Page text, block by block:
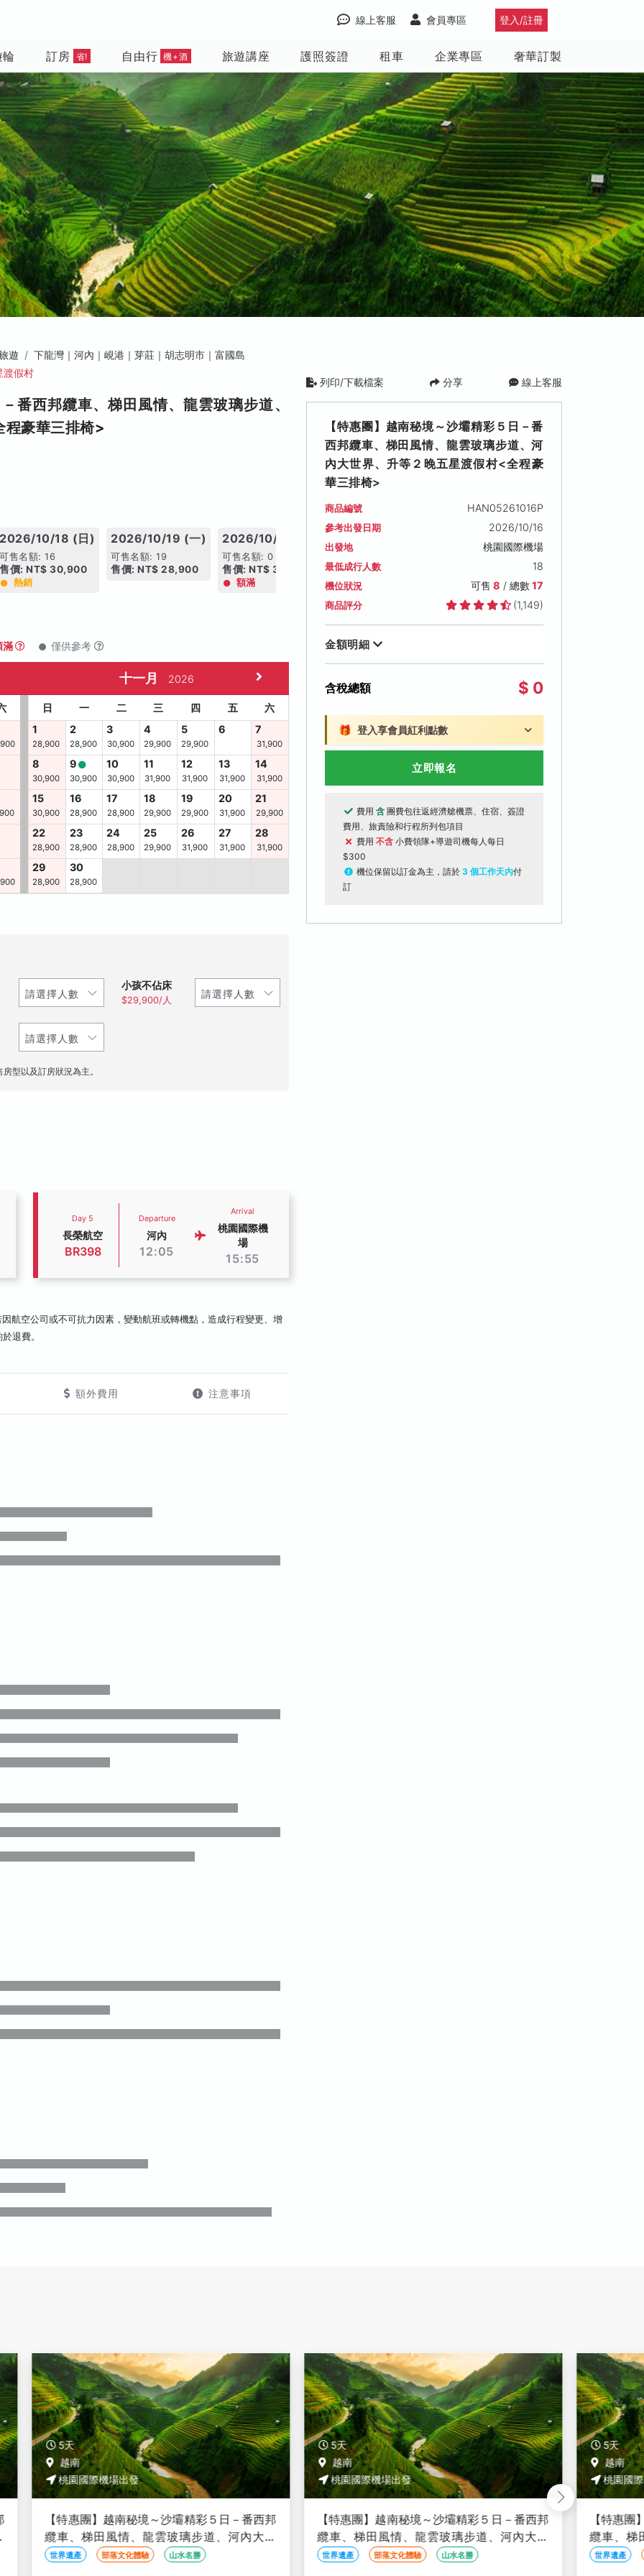
登入/註冊
會員專區
線上客服
訂房 省! 自由行 機+酒 旅遊講座 護照簽證 租車 企業專區 奢華訂製
遊
下龍灣｜河內｜峴港｜芽莊｜胡志明市｜富國島
渡假村
番西邦纜車、梯田風情、龍雲玻璃步道、
程豪華三排椅>
2026/10/18 (日)
可售名額: 16
售價: NT$ 30,900
熱銷
2026/10/19 (一)
可售名額: 19
售價: NT$ 28,900
2026/10/19 (一)
可售名額: 0
售價: NT$ 30,900
額滿
2026/10/20 (二)
售價: NT$ 30,900
保證出發
2026/10/21 (三)
滿 僅供參考
十一月 2026
日 一 二 三 四 五
六
1
28,900
2
28,900
3
30,900
4
29,900
5
29,900
6 7
31,900
8
30,900
9
30,900
10
30,900
11
31,900
12
31,900
13
31,900
14
31,900
15
30,900
16
28,900
17
28,900
18
29,900
19
29,900
20
31,900
21
29,900
22
28,900
23
28,900
24
28,900
25
29,900
26
31,900
27
31,900
28
31,900
29
28,900
30
28,900
小孩不佔床
$29,900/人
型以及訂房狀況為主。
Day 5
長榮航空
BR398
Departure
河內
12:05
Arrival
桃園國際機
場
15:55
航空公司或不可抗力因素，變動航班或轉機點，造成行程變更、增
退費。
額外費用 注意事項
列印/下載檔案 分享 線上客服
【特惠團】越南秘境～沙壩精彩５日－番
西邦纜車、梯田風情、龍雲玻璃步道、河
內大世界、升等２晚五星渡假村<全程豪
華三排椅>
商品編號 HAN05261016P
參考出發日期 2026/10/16
出發地 桃園國際機場
最低成行人數 18
機位狀況 可售 8 / 總數17
商品評分 (1,149)
金額明細
含稅總額 $ 0
🎁 登入享會員紅利點數
立即報名
費用 含 團費包往返經濟艙機票、住宿、簽證
費用、旅責險和行程所列包項目
費用 不含 小費領隊+導遊司機每人每日
$300
機位保留以訂金為主，請於 3 個工作天內付
訂
5天
越南
桃園國際機場出發
【特惠團】越南秘境～沙壩精彩５日－番西邦
纜車、梯田風情、龍雲玻璃步道、河內大世
界、升等２晚五星渡假村<全程豪華三排椅>
世界遺產 部落文化體驗 山水名勝
5天
越南
桃園國際機場出發
【特惠團】越南秘境～沙壩精彩５日－番西邦
纜車、梯田風情、龍雲玻璃步道、河內大世
界、升等２晚五星渡假村<全程豪華三排椅>
世界遺產 部落文化體驗 山水名勝
5天
越南
桃園國
【特惠
纜車、梯
界、升等
世界遺產